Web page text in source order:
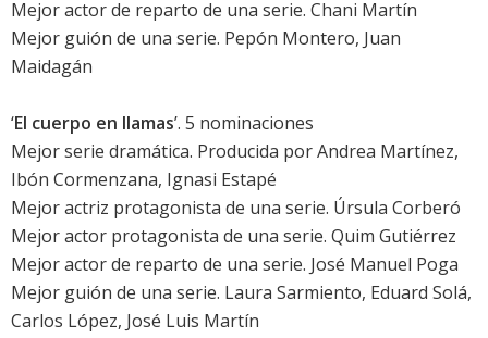
Mejor actor de reparto de una serie. Chani Martín
Mejor guión de una serie. Pepón Montero, Juan
Maidagán
‘El cuerpo en llamas’. 5 nominaciones
Mejor serie dramática. Producida por Andrea Martínez,
Ibón Cormenzana, Ignasi Estapé
Mejor actriz protagonista de una serie. Úrsula Corberó
Mejor actor protagonista de una serie. Quim Gutiérrez
Mejor actor de reparto de una serie. José Manuel Poga
Mejor guión de una serie. Laura Sarmiento, Eduard Solá,
Carlos López, José Luis Martín